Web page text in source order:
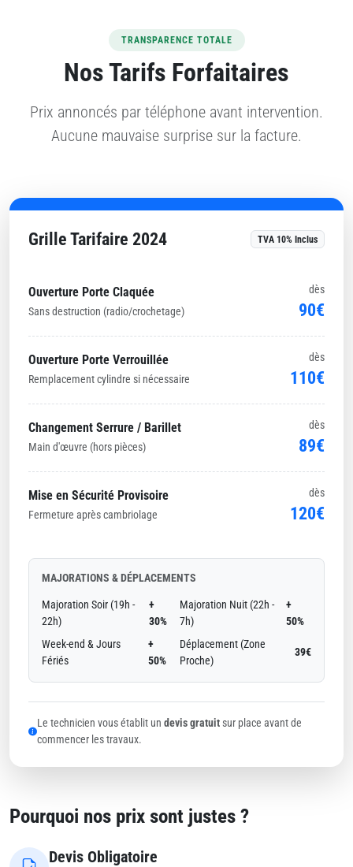
TRANSPARENCE TOTALE
Nos Tarifs Forfaitaires
Prix annoncés par téléphone avant intervention.
Aucune mauvaise surprise sur la facture.
Grille Tarifaire 2024 TVA 10% Inclus
Ouverture Porte Claquée
Sans destruction (radio/crochetage)
dès
90€
Ouverture Porte Verrouillée
Remplacement cylindre si nécessaire
dès
110€
Changement Serrure / Barillet
Main d'œuvre (hors pièces)
dès
89€
Mise en Sécurité Provisoire
Fermeture après cambriolage
dès
120€
MAJORATIONS & DÉPLACEMENTS
Majoration Soir (19h -
22h)
+
30%
Majoration Nuit (22h -
7h)
+
50%
Week-end & Jours
Fériés
+
50%
Déplacement (Zone
Proche)
39€
Le technicien vous établit un devis gratuitsur place avant de
commencer les travaux.
Pourquoi nos prix sont justes ?
Devis Obligatoire